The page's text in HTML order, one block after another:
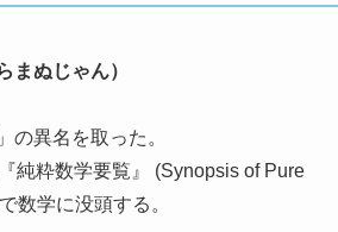
まぬじゃん）
の異名を取った。
純粋数学要覧』 (Synopsis of Pure
数学に没頭する。